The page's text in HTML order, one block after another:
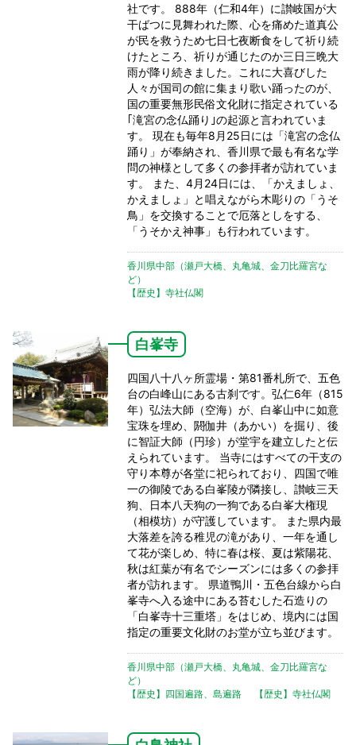
社です。 888年（仁和4年）に讃岐国が大
干ばつに見舞われた際、心を痛めた道真公
が民を救うため七日七夜断食をして祈り続
けたところ、祈りが通じたのか三日三晩大
雨が降り続きました。これに大喜びした
人々が国司の館に集まり歌い踊ったのが、
国の重要無形民俗文化財に指定されている
｢滝宮の念仏踊り｣の起源と言われていま
す。 現在も毎年8月25日には「滝宮の念仏
踊り」が奉納され、香川県で最も有名な学
問の神様として多くの参拝者が訪れていま
す。 また、4月24日には、「かえましょ、
かえましょ」と唱えながら木彫りの「うそ
鳥」を交換することで厄落としをする、
「うそかえ神事」も行われています。
香川県中部（瀬戸大橋、丸亀城、金刀比羅宮な
ど）
【歴史】寺社仏閣
白峯寺
四国八十八ヶ所霊場・第81番札所で、五色
台の白峰山にある古刹です。弘仁6年（815
年）弘法大師（空海）が、白峯山中に如意
宝珠を埋め、閼伽井（あかい）を掘り、後
に智証大師（円珍）が堂宇を建立したと伝
えられています。 当寺にはすべての干支の
守り本尊が各堂に祀られており、四国で唯
一の御陵である白峯陵が隣接し、讃岐三天
狗、日本八天狗の一狗である白峯大権現
（相模坊）が守護しています。 また県内最
大落差を誇る稚児の滝があり、一年を通し
て花が楽しめ、特に春は桜、夏は紫陽花、
秋は紅葉が有名でシーズンには多くの参拝
者が訪れます。 県道鴨川・五色台線から白
峯寺へ入る途中にある苔むした石造りの
「白峯寺十三重塔」をはじめ、境内には国
指定の重要文化財のお堂が立ち並びます。
香川県中部（瀬戸大橋、丸亀城、金刀比羅宮な
ど）
【歴史】四国遍路、島遍路
【歴史】寺社仏閣